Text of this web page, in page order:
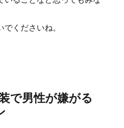
くださいね。
で男性が嫌がる